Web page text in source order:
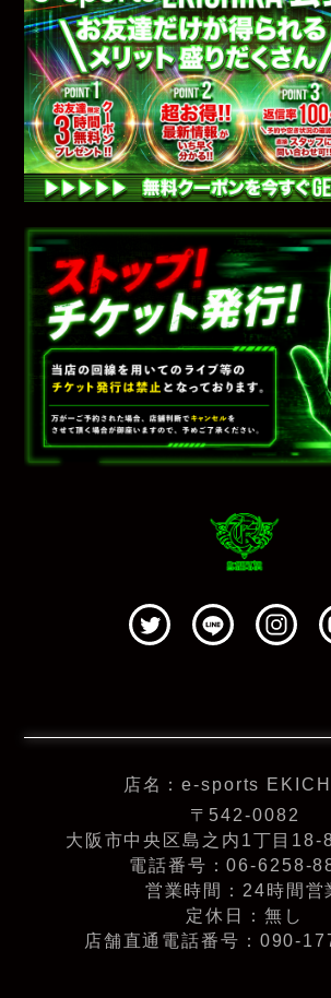
店名：e-sports
〒542-0082
大阪市中央区島之内1丁目18-
電話番号：06-6258-
営業時間：24時間営
定休日：無し
店舗直通電話番号：090-